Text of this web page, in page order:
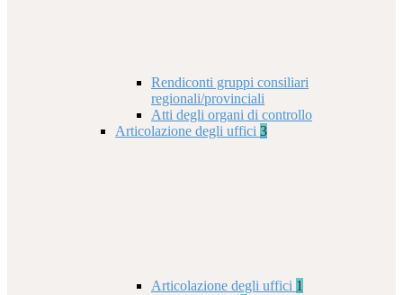
Rendiconti gruppi consiliari
regionali/provinciali
Atti degli organi di controllo
Articolazione degli uffici 3
Articolazione degli uffici 1